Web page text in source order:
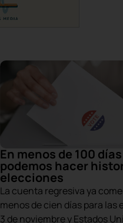
En menos de 100
podemos hacer
elecciones
La cuenta regresiva ya
menos de cien días para las
3 de noviembre y Estados